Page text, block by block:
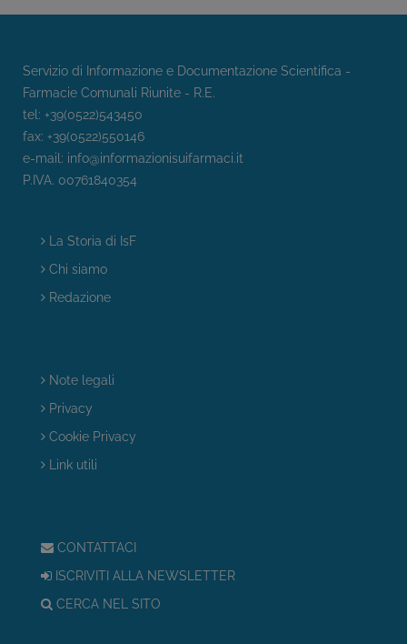
Servizio di Informazione e Documentazione Scientifica -
Farmacie Comunali Riunite - R.E.
tel: +39(0522)543450
fax: +39(0522)550146
e-mail: info@informazionisuifarmaci.it
P.IVA. 00761840354
La Storia di IsF
Chi siamo
Redazione
Note legali
Privacy
Cookie Privacy
Link utili
CONTATTACI
ISCRIVITI ALLA NEWSLETTER
CERCA NEL SITO